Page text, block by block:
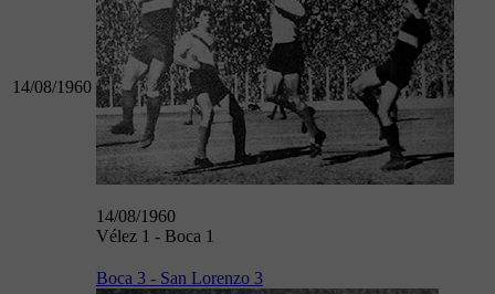
14/08/1960
14/08/1960
Vélez 1 - Boca 1
Boca 3 - San Lorenzo 3